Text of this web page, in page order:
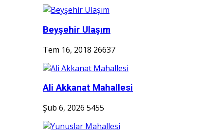
Beyşehir Ulaşım
Tem 16, 2018 26637
Ali Akkanat Mahallesi
Şub 6, 2026 5455